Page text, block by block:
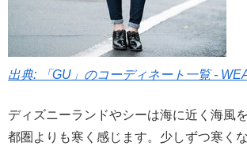
出典: 「GU」のコーディネート一覧 -
ディズニーランドやシーは海に近く海風
都圏よりも寒く感じます。少しずつ寒く